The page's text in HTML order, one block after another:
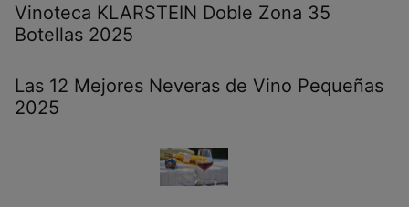
Vinoteca KLARSTEIN Doble Zona 35
Botellas 2025
Las 12 Mejores Neveras de Vino Pequeñas
2025